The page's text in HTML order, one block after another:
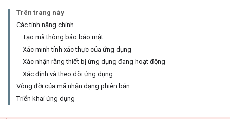
Trên trang này
Các tính năng chính
Tạo mã thông báo bảo mật
Xác minh tính xác thực của ứng dụng
Xác nhận rằng thiết bị ứng dụng đang hoạt động
Xác định và theo dõi ứng dụng
Vòng đời của mã nhận dạng phiên bản
Triển khai ứng dụng